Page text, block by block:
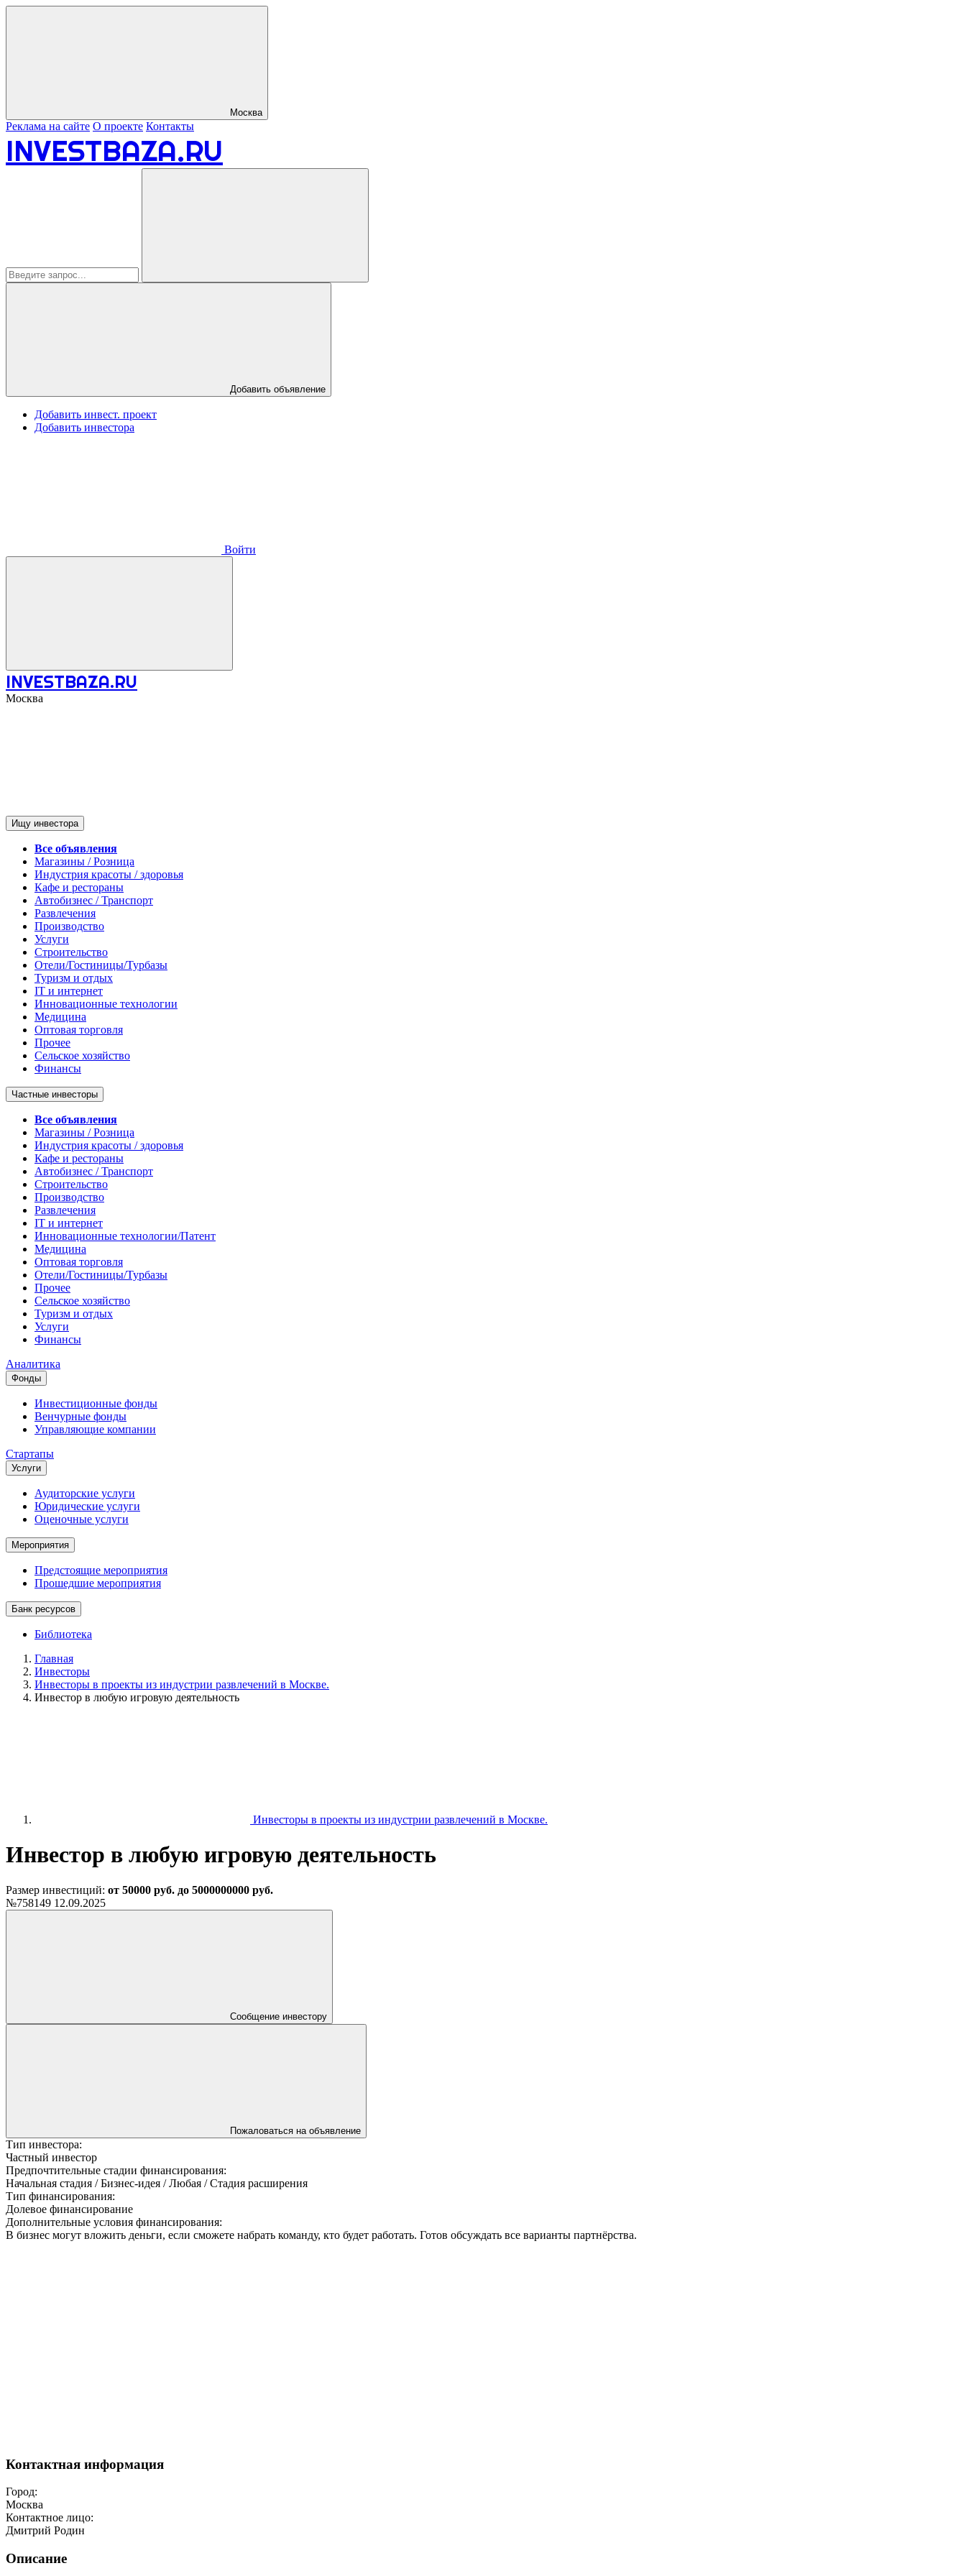
Москва
Реклама на сайте О проекте Контакты
INVESTBAZA.RU
Добавить объявление
Добавить инвест. проект
Добавить инвестора
Войти
INVESTBAZA.RU
Москва
Ищу инвестора
Все объявления
Магазины / Розница
Индустрия красоты / здоровья
Кафе и рестораны
Автобизнес / Транспорт
Развлечения
Производство
Услуги
Строительство
Отели/Гостиницы/Турбазы
Туризм и отдых
IT и интернет
Инновационные технологии
Медицина
Оптовая торговля
Прочее
Сельское хозяйство
Финансы
Частные инвесторы
Все объявления
Магазины / Розница
Индустрия красоты / здоровья
Кафе и рестораны
Автобизнес / Транспорт
Строительство
Производство
Развлечения
IT и интернет
Инновационные технологии/Патент
Медицина
Оптовая торговля
Отели/Гостиницы/Турбазы
Прочее
Сельское хозяйство
Туризм и отдых
Услуги
Финансы
Аналитика
Фонды
Инвестиционные фонды
Венчурные фонды
Управляющие компании
Стартапы
Услуги
Аудиторские услуги
Юридические услуги
Оценочные услуги
Мероприятия
Предстоящие мероприятия
Прошедшие мероприятия
Банк ресурсов
Библиотека
Главная
Инвесторы
Инвесторы в проекты из индустрии развлечений в Москве.
Инвестор в любую игровую деятельность
Инвесторы в проекты из индустрии развлечений в Москве.
Инвестор в любую игровую деятельность
Размер инвестиций: от 50000 руб. до 5000000000 руб.
№758149 12.09.2025
Сообщение инвестору
Пожаловаться на объявление
Тип инвестора:
Частный инвестор
Предпочтительные стадии финансирования:
Начальная стадия / Бизнес-идея / Любая / Стадия расширения
Тип финансирования:
Долевое финансирование
Дополнительные условия финансирования:
В бизнес могут вложить деньги, если сможете набрать команду, кто будет работать. Готов обсуждать все варианты партнёрства.
Контактная информация
Город:
Москва
Контактное лицо:
Дмитрий Родин
Описание